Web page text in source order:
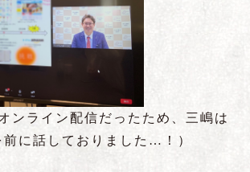
ンライン配信だったため、三嶋は
に話しておりました…！）